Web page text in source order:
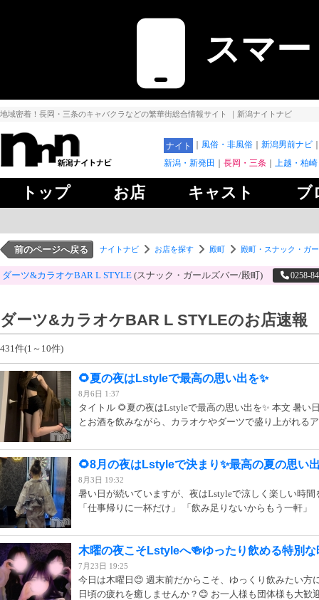
スマ
地域密着！長岡・三条のキャバクラなどの繁華街総合情報サイト ｜新潟ナイトナビ
ナイト 風俗・非風俗
新潟男前ナビ
新潟・新発田
長岡・三条 上越・柏
トップ お店 キャスト ブ
前のページへ戻る ナイトナビ お店を探す 殿町 殿町・スナック・ガ
ダーツ&カラオケBAR L STYLE (スナック・ガールズバー/殿町) 0258-
ダーツ&カラオケBAR L STYLEのお店速報
431件(1～10件)
🌻夏の夜はLstyleで最高の思い出を✨
8月6日 1:37
タイトル 🌻夏の夜はLstyleで最高の思い出を✨ 本文 暑
とお酒を飲みながら、カラオケやダーツで盛り上がれる
🌻8月の夜はLstyleで決まり✨最高の夏の思い
8月3日 19:32
暑い日が続いていますが、夜はLstyleで涼しく楽しい時
「仕事帰りに一杯だけ」 「飲み足りないからもう一軒
木曜の夜こそLstyleへ🍻ゆったり飲める特別な
7月23日 19:25
今日は木曜日😊 週末前だからこそ、ゆっくり飲みたい方
日頃の疲れを癒しませんか？😊 お一人様も団体様も大